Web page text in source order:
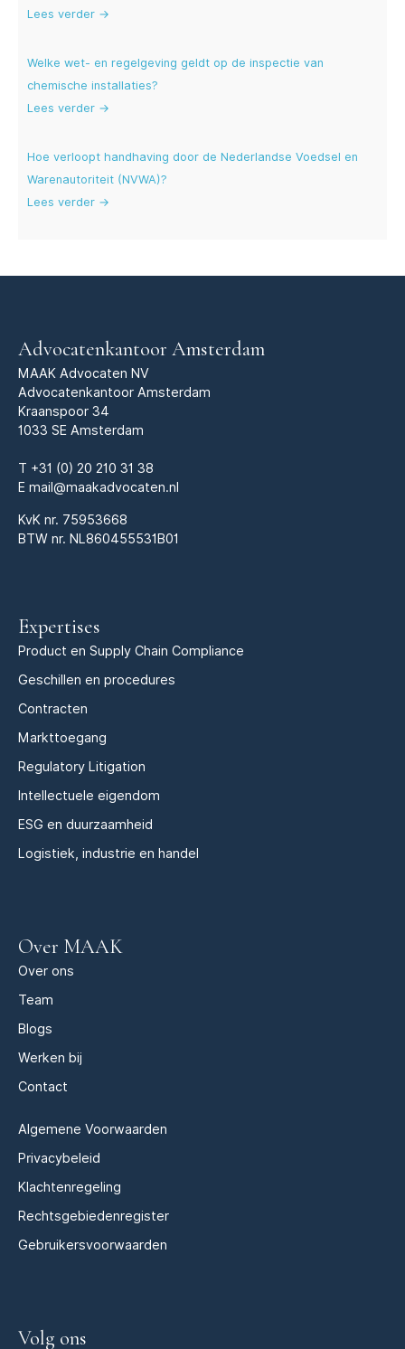
Lees verder →
Welke wet- en regelgeving geldt op de inspectie van
chemische installaties?
Lees verder →
Hoe verloopt handhaving door de Nederlandse Voedsel en
Warenautoriteit (NVWA)?
Lees verder →
Advocatenkantoor Amsterdam
MAAK Advocaten NV
Advocatenkantoor Amsterdam
Kraanspoor 34
1033 SE Amsterdam
T +31 (0) 20 210 31 38
E mail@maakadvocaten.nl
KvK nr. 75953668
BTW nr. NL860455531B01
Expertises
Product en Supply Chain Compliance
Geschillen en procedures
Contracten
Markttoegang
Regulatory Litigation
Intellectuele eigendom
ESG en duurzaamheid
Logistiek, industrie en handel
Over MAAK
Over ons
Team
Blogs
Werken bij
Contact
Algemene Voorwaarden
Privacybeleid
Klachtenregeling
Rechtsgebiedenregister
Gebruikersvoorwaarden
Volg ons